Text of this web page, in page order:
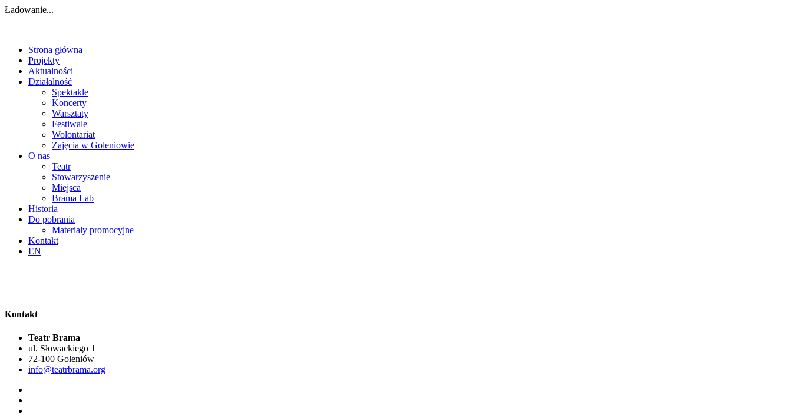
Ładowanie...
Strona główna
Projekty
Aktualności
Działalność
Spektakle
Koncerty
Warsztaty
Festiwale
Wolontariat
Zajęcia w Goleniowie
O nas
Teatr
Stowarzyszenie
Miejsca
Brama Lab
Historia
Do pobrania
Materiały promocyjne
Kontakt
EN
Kontakt
Teatr Brama
ul. Słowackiego 1
72-100 Goleniów
info@teatrbrama.org